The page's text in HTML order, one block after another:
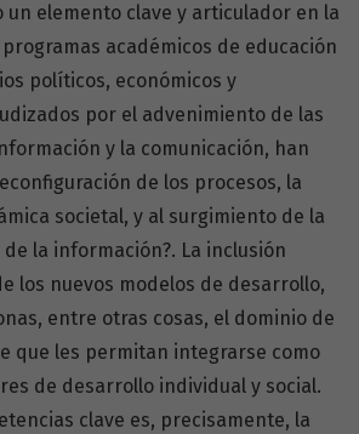
un elemento clave y articulador en la
académicos de educación
políticos, económicos y
por el advenimiento de las
y la comunicación, han
de los procesos, la
societal, y al surgimiento de la
la información?. La inclusión
los nuevos modelos de desarrollo,
entre otras cosas, el dominio de
que les permitan integrarse como
de desarrollo individual y social.
clave es, precisamente, la